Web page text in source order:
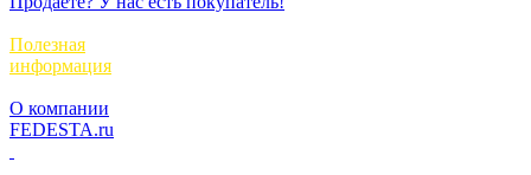
Полезная
информация
О компании
FEDESTA.ru